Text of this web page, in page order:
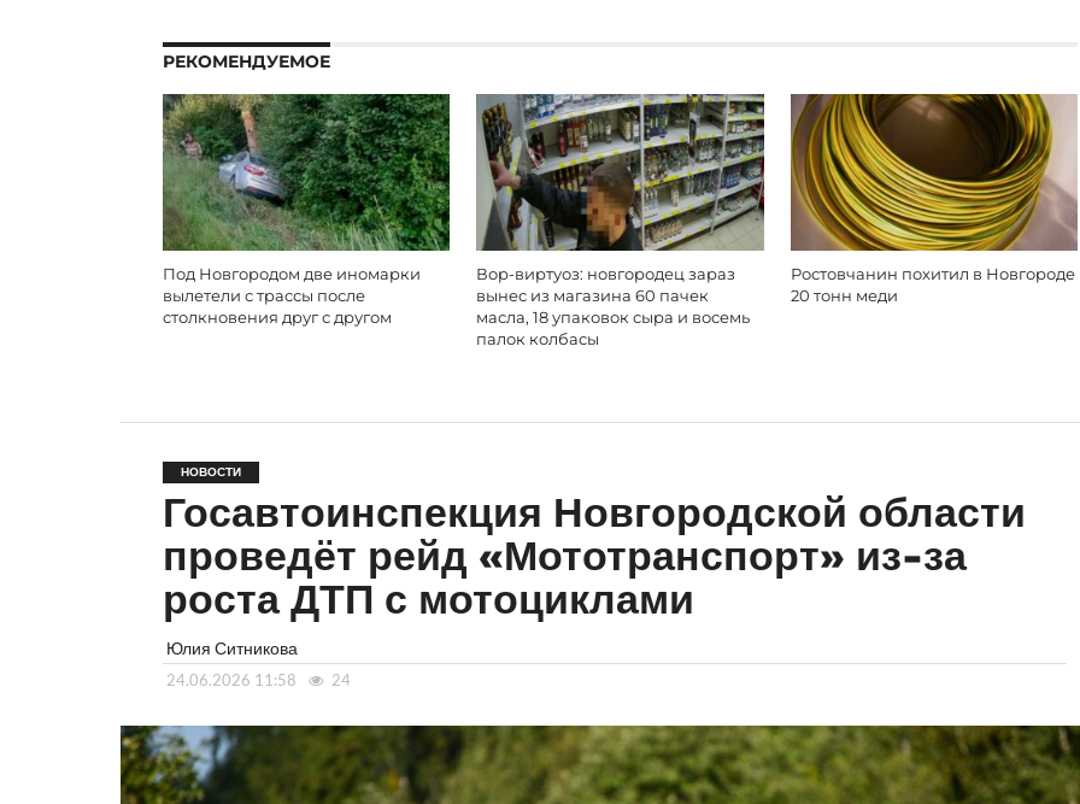
РЕКОМЕНДУЕМОЕ
Под Новгородом две иномарки
вылетели с трассы после
столкновения друг с другом
Вор-виртуоз: новгородец зараз
вынес из магазина 60 пачек
масла, 18 упаковок сыра и восемь
палок колбасы
Ростовчанин похитил в Новгороде
20 тонн меди
НОВОСТИ
Госавтоинспекция Новгородской области
проведёт рейд «Мототранспорт» из-за
роста ДТП с мотоциклами
Юлия Ситникова
24.06.2026 11:58 24